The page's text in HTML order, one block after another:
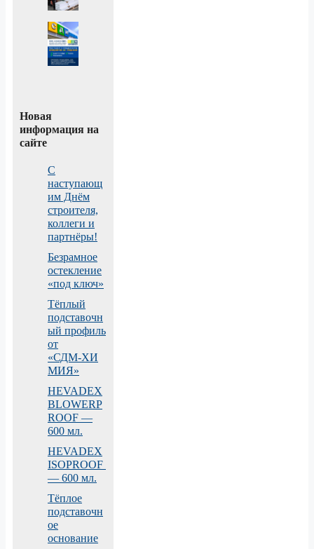
Новая
информация на
сайте
С
наступающ
им Днём
строителя,
коллеги и
партнёры!
Безрамное
остекление
«под ключ»
Тёплый
подставочн
ый профиль
от
«СДМ‑ХИ
МИЯ»
HEVADEX
BLOWERP
ROOF —
600 мл.
HEVADEX
ISOPROOF
— 600 мл.
Тёплое
подставочн
ое
основание